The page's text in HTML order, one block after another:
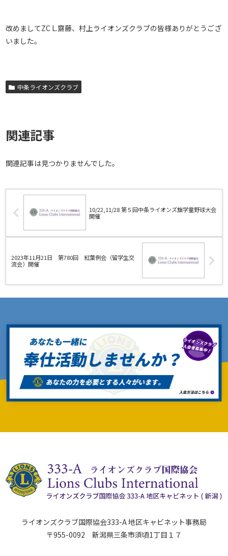
改めましてZC L.齋藤、村上ライオンズクラブの皆様ありがとうござ
いました。
中条ライオンズクラブ
関連記事
関連記事は見つかりませんでした。
10/22,11/28 第５回中条ライオンズ旗学童野球大会
開催
2023年11月21日 第780回 紅葉例会（留学生交
流会）開催
ライオンズクラブ国際協会333-A 地区キャビネット事務局
〒955-0092 新潟県三条市須頃1丁目１７